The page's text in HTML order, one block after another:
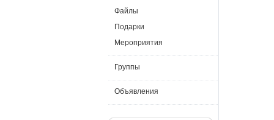
Файлы
Подарки
Мероприятия
Группы
Объявления